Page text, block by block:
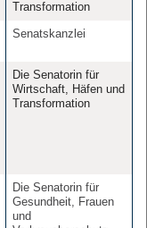
Transformation
Senatskanzlei
Die Senatorin für
Wirtschaft, Häfen und
Transformation
Die Senatorin für
Gesundheit, Frauen
und